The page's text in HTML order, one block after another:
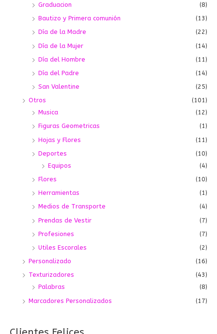
Graduacion
(8)
Bautizo y Primera comunión
(13)
Día de la Madre
(22)
Día de la Mujer
(14)
Día del Hombre
(11)
Día del Padre
(14)
San Valentine
(25)
Otros
(101)
Musica
(12)
Figuras Geometricas
(1)
Hojas y Flores
(11)
Deportes
(10)
Equipos
(4)
Flores
(10)
Herramientas
(1)
Medios de Transporte
(4)
Prendas de Vestir
(7)
Profesiones
(7)
Utiles Escorales
(2)
Personalizado
(16)
Texturizadores
(43)
Palabras
(8)
Marcadores Personalizados
(17)